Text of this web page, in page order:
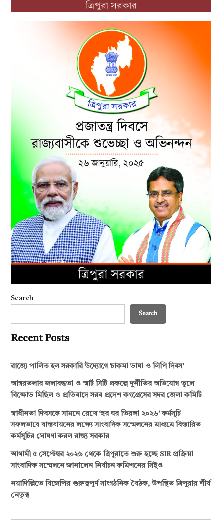
Search
Search
Recent Posts
রাজ্যে পালিত হল সরকারি উদ্যোগে ‘চাকমা ভাষা ও লিপি দিবস’
আগরতলার জলাবদ্ধতা ও স্মার্ট সিটি প্রকল্পে দুর্নীতির অভিযোগ তুলে
বিক্ষোভ মিছিল ও প্রতিবাদে সরব প্রদেশ কংগ্রেসের সদর জেলা কমিটি
স্বাধীনতা দিবসকে সামনে রেখে ‘হর ঘর তিরঙ্গা ২০২৬’ কর্মসূচি
সফলভাবে বাস্তবায়নের লক্ষ্যে সাংবাদিক সম্মেলনের মাধ্যমে বিস্তারিত
কর্মসূচির ঘোষণা করল রাজ্য সরকার
আগামী ৫ সেপ্টেম্বর ২০২৬ থেকে ত্রিপুরাতে শুরু হচ্ছে SIR প্রক্রিয়া
সাংবাদিক সম্মেলনে জানালেন নির্বাচন কমিশনের সিইও
নয়াদিল্লিতে বিজেপির গুরুত্বপূর্ণ সাংগঠনিক বৈঠক, উপস্থিত ত্রিপুরার শীর্ষ
নেতৃত্ব